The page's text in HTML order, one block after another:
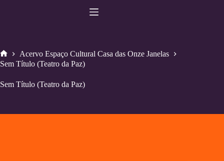
Home
Acervo Espaço Cultural Casa das Onze Janelas
Sem Título (Teatro da Paz)
Sem Título (Teatro da Paz)